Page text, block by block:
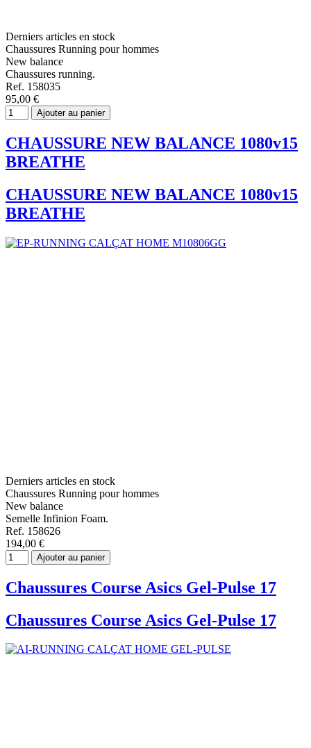
Derniers articles en stock
Chaussures Running pour hommes
New balance
Chaussures running.
Ref. 158035
95,00 €
Ajouter au panier
CHAUSSURE NEW BALANCE 1080v15
BREATHE
CHAUSSURE NEW BALANCE 1080v15
BREATHE
Derniers articles en stock
Chaussures Running pour hommes
New balance
Semelle Infinion Foam.
Ref. 158626
194,00 €
Ajouter au panier
Chaussures Course Asics Gel-Pulse 17
Chaussures Course Asics Gel-Pulse 17